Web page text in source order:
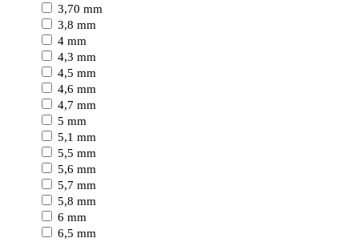
3,70 mm
3,8 mm
4 mm
4,3 mm
4,5 mm
4,6 mm
4,7 mm
5 mm
5,1 mm
5,5 mm
5,6 mm
5,7 mm
5,8 mm
6 mm
6,5 mm